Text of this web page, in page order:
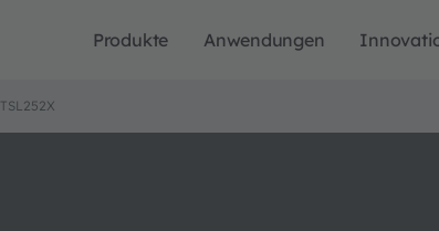
Produkte Anwendungen
TSL252X